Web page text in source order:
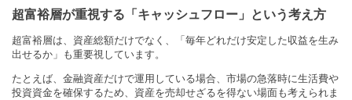
超富裕層が重視する「キャッシュフロー」という考え方
超富裕層は、資産総額だけでなく、「毎年どれだけ安定した収益を生み
出せるか」も重要視しています。
たとえば、金融資産だけで運用している場合、市場の急落時に生活費や
投資資金を確保するため、資産を売却せざるを得ない場面も考えられま